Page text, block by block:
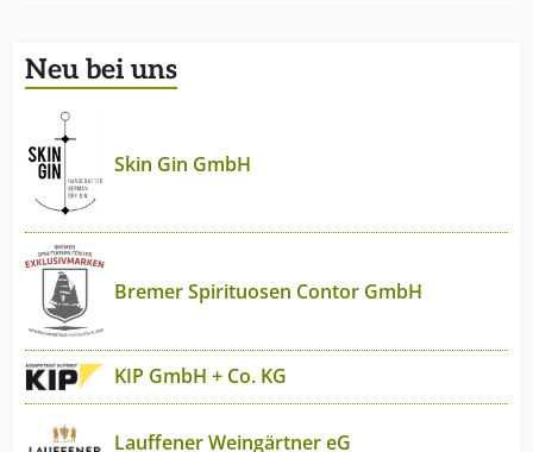
Neu bei uns
Skin Gin GmbH
Bremer Spirituosen Contor GmbH
KIP GmbH + Co. KG
Lauffener Weingärtner eG